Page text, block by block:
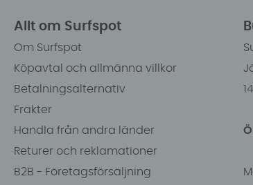
Allt om Surfspot
Om Surfspot
Köpavtal och allmänna villkor
Betalningsalternativ
Frakter
Handla från andra länder
Returer och reklamationer
B2B - Företagsförsäljning